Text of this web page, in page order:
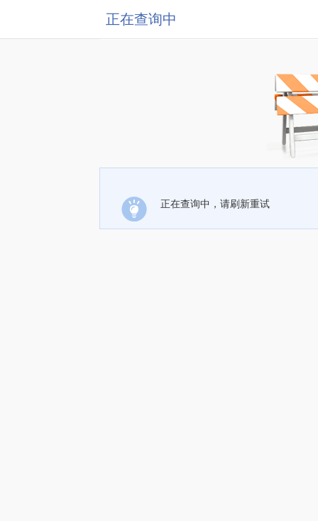
正在查询中
正在查询中，请刷新重试